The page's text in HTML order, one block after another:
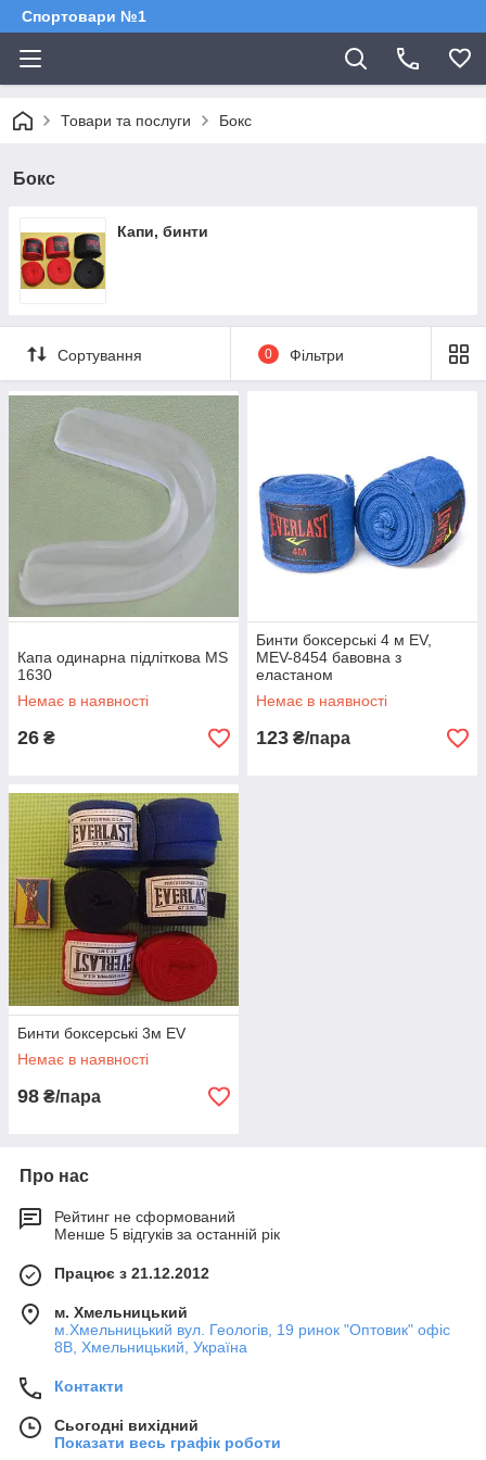
Спортовари №1
Товари та послуги Бокс
Бокс
Капи, бинти
Сортування 0 Фільтри
Капа одинарна підліткова MS
1630
Немає в наявності
26 ₴
Бинти боксерські 4 м EV,
MEV-8454 бавовна з
еластаном
Немає в наявності
123 ₴/пара
Бинти боксерські 3м EV
Немає в наявності
98 ₴/пара
Про нас
Рейтинг не сформований
Менше 5 відгуків за останній рік
Працює з 21.12.2012
м. Хмельницький
м.Хмельницький вул. Геологів, 19 ринок "Оптовик" офіс
8В, Хмельницький, Україна
Контакти
Сьогодні вихідний
Показати весь графік роботи